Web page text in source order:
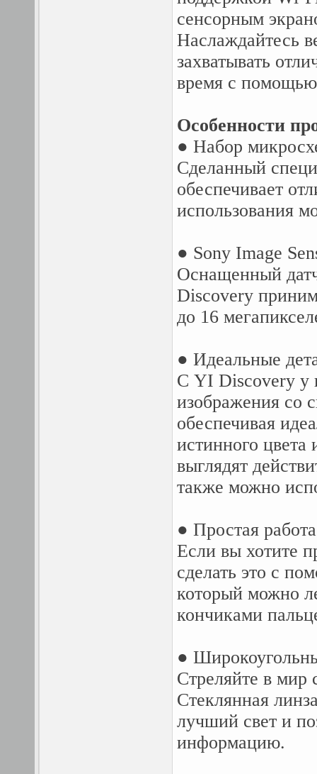
сенсорным
Наслаждайтесь
захватывать
время с
Особенности
● Набор
Сделанный
обеспечивает
использования
● Sony Image
Оснащенный
Discovery
до 16
● Идеальные
С YI Discovery у
изображения со
обеспечивая
истинного цвета
выглядят
также можно
● Простая
Если вы хотите
сделать это с
который можно
кончиками
●
Стреляйте в мир
Стеклянная
лучший свет и
информацию.